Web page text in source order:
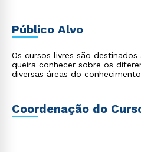
Público Alvo
Os cursos livres são
queira conhecer sobre os
diversas áreas do
Coordenação do